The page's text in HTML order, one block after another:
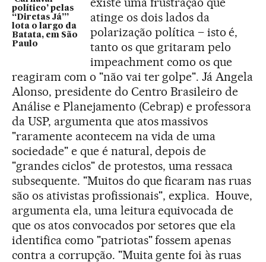
político’ pelas
“Diretas Já”’
lota o largo da
Batata, em São
Paulo
atinge os dois lados da
polarização política – isto é,
tanto os que gritaram pelo
impeachment como os que
reagiram com o "não vai ter golpe". Já Angela
Alonso, presidente do Centro Brasileiro de
Análise e Planejamento (Cebrap) e professora
da USP, argumenta que atos massivos
"raramente acontecem na vida de uma
sociedade" e que é natural, depois de
"grandes ciclos" de protestos, uma ressaca
subsequente. "Muitos do que ficaram nas ruas
são os ativistas profissionais", explica. Houve,
argumenta ela, uma leitura equivocada de
que os atos convocados por setores que ela
identifica como "patriotas" fossem apenas
contra a corrupção. "Muita gente foi às ruas